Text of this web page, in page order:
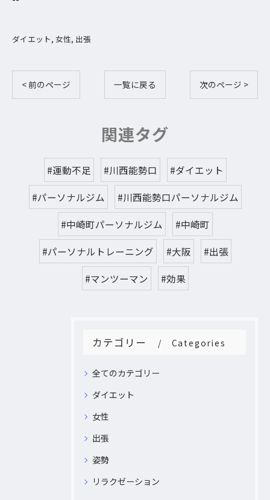
ダイエット 女性 出張
< 前のページ 一覧に戻る 次のページ >
関連タグ
#運動不足 #川西能勢口 #ダイエット
#パーソナルジム #川西能勢口パーソナルジム
#中崎町パーソナルジム #中崎町
#パーソナルトレーニング #大阪 #出張
#マンツーマン #効果
カテゴリー Categories
全てのカテゴリー
ダイエット
女性
出張
姿勢
リラクゼーション